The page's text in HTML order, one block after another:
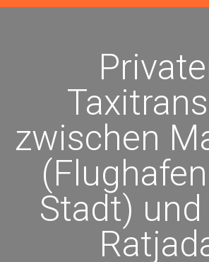
zwischen
Stadt) und